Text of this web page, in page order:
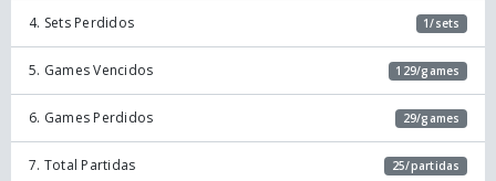
4. Sets Perdidos 1/sets
5. Games Vencidos 129/games
6. Games Perdidos 29/games
7. Total Partidas 25/partidas